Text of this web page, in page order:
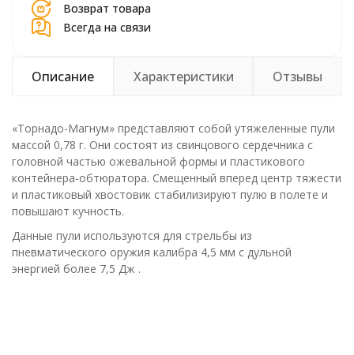
Возврат товара
Всегда на связи
Описание Характеристики Отзывы
«Торнадо-Магнум» представляют собой утяжеленные пули
массой 0,78 г. Они состоят из свинцового сердечника с
головной частью ожевальной формы и пластикового
контейнера-обтюратора. Смещенный вперед центр тяжести
и пластиковый хвостовик стабилизируют пулю в полете и
повышают кучность.
Данные пули используются для стрельбы из
пневматического оружия калибра 4,5 мм с дульной
энергией более 7,5 Дж .